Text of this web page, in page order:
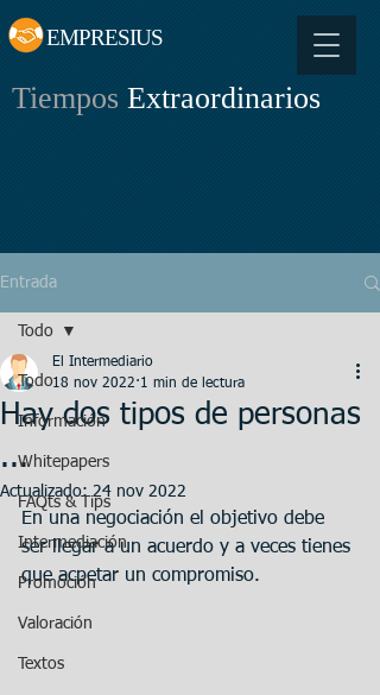
EMPRESIUS
Tiempos Extraordinarios
Entrada
Todo
Información
Whitepapers
FAQts & Tips
Intermediación
Promoción
Valoración
Textos
Todo
Hay dos tipos de personas
...
El Intermediario
18 nov 2022 1 min de lectura
Actualizado:24 nov 2022
En una negociación el objetivo debe
ser llegar a un acuerdo y a veces tienes
que acpetar un compromiso.